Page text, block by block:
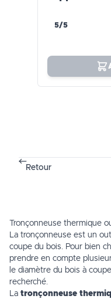
5/5
Retour
Tronçonneuse thermique
La tronçonneuse est un
coupe du bois. Pour bien
prendre en compte
le diamètre du bois à
recherché.
La tronçonneuse